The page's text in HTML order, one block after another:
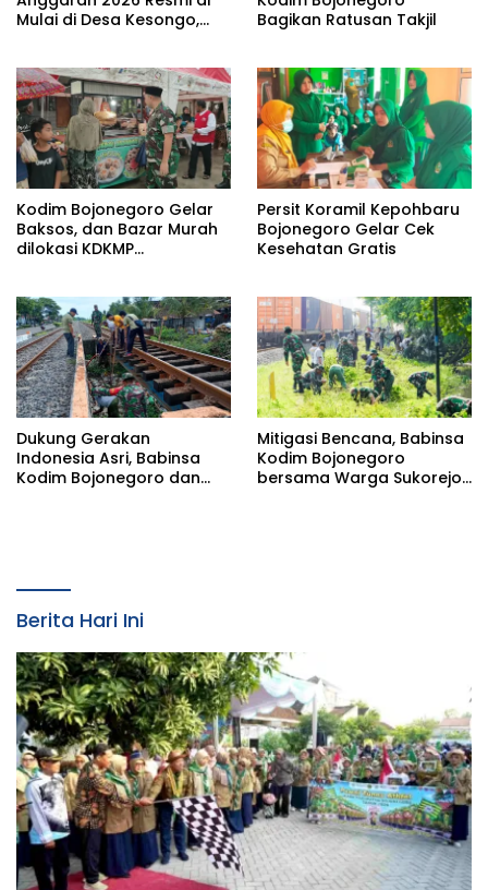
Mulai di Desa Kesongo,
Bagikan Ratusan Takjil
Kodim Bojonegoro Gelar
Baksos, dan Bazar Murah
dilokasi KDKMP
Persit Koramil Kepohbaru
Bojonegoro Gelar Cek
Kesehatan Gratis
Dukung Gerakan
Indonesia Asri, Babinsa
Kodim Bojonegoro dan
Mitigasi Bencana, Babinsa
Kodim Bojonegoro
bersama Warga Sukorejo
Berita Hari Ini